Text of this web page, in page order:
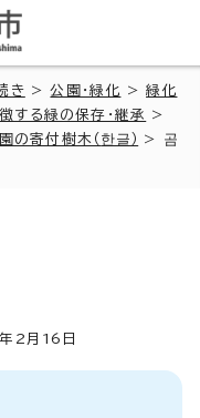
き >公園・緑化 >緑化
する緑の保存・継承
>
の寄付樹木（ 한글 ） > 곰
年2月 16 日